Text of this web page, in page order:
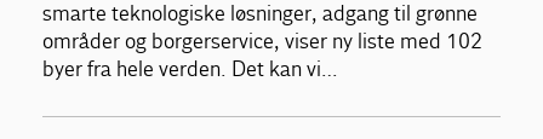
smarte teknologiske løsninger, adgang til grønne
områder og borgerservice, viser ny liste med 102
byer fra hele verden. Det kan vi…